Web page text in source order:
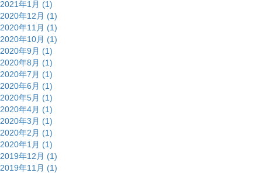
2021年1月 (1)
2020年12月 (1)
2020年11月 (1)
2020年10月 (1)
2020年9月 (1)
2020年8月 (1)
2020年7月 (1)
2020年6月 (1)
2020年5月 (1)
2020年4月 (1)
2020年3月 (1)
2020年2月 (1)
2020年1月 (1)
2019年12月 (1)
2019年11月 (1)